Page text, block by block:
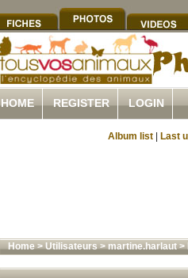
HOME REGISTER LOGIN
Album list Last
Home>Utilisateurs>martine.harlaut>